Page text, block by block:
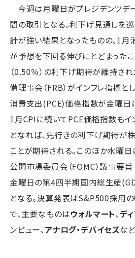
今週は月曜日がプレジデンツデ
間の取引となる。利下げ見通しを
計が強い結果となったものの、1月
が予想を下回る伸びにとどまった
（0.50％）の利下げ期待が維持さ
備理事会（FRB）がインフレ指標と
消費支出(PCE)価格指数が金曜日
1月CPIに続いてPCE価格指数もイ
となれば、先行きの利下げ期待が
ことが期待される。このほか水曜
公開市場委員会（FOMC）議事要
金曜日の第4四半期国内総生産
となる。決算発表はS&P500採用
で、主要なものはウォルマート、 デ
ンビュー、 アナログ・デバイセズなど